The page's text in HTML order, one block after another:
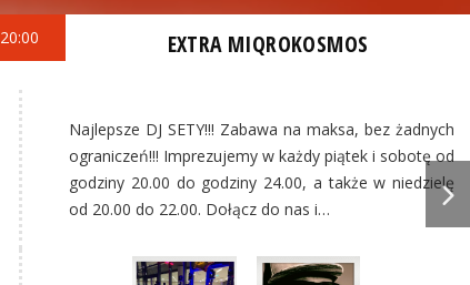
20:00 EXTRA MIQROKOSMOS
Najlepsze DJ SETY!!! Zabawa na maksa, bez żadnych
ograniczeń!!! Imprezujemy w każdy piątek i sobotę od
godziny 20.00 do godziny 24.00, a także w niedzielę
od 20.00 do 22.00. Dołącz do nas i…